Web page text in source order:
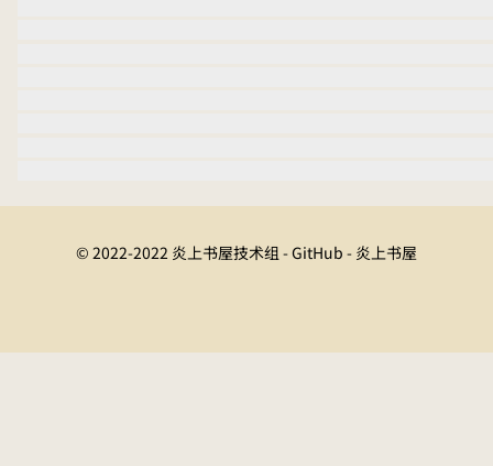
© 2022-2022 炎上书屋技术组 - GitHub - 炎上书屋